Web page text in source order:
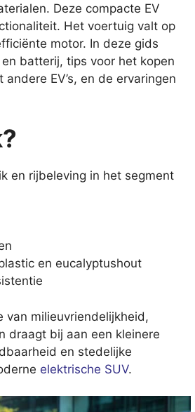
Deze compacte EV
Het voertuig valt op
motor. In deze gids
batterij, tips voor het kopen
EV’s, en de ervaringen
en rijbeleving in het segment
en eucalyptushout
van milieuvriendelijkheid,
draagt bij aan een kleinere
en stedelijke
elektrische SUV.